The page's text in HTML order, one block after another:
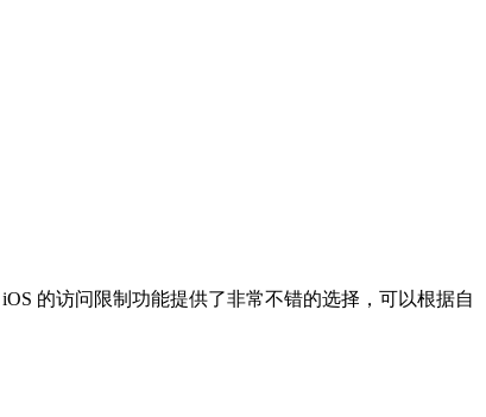
的访问限制功能提供了非常不错的选择，可以根据自